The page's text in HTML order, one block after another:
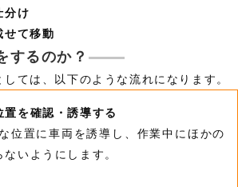
分け
せて移動
するのか？
ては、以下のような流れになります。
置を確認・誘導する
位置に車両を誘導し、作業中にほかの
いようにします。